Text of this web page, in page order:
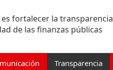
fortalecer la transparencia
de las finanzas públicas
Transparencia